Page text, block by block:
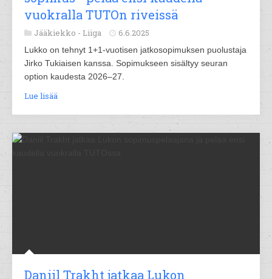
vuokralla TUTOn riveissä
Jääkiekko - Liiga 6.6.2025
Lukko on tehnyt 1+1-vuotisen jatkosopimuksen puolustaja
Jirko Tukiaisen kanssa. Sopimukseen sisältyy seuran
option kaudesta 2026–27.
Lue lisää
Daniil Trakht jatkaa Lukon